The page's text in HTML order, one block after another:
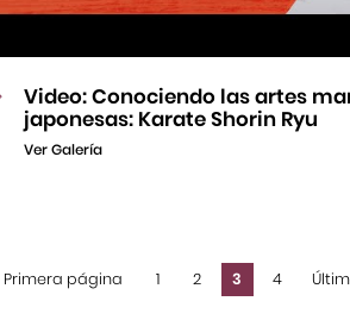
Video: Conociendo las artes
japonesas: Karate Shorin Ryu
Ver Galería
Primera página 1 2 3 4